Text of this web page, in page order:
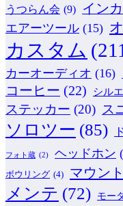
うつらん会 (9) イン
エアーツール (15)
カスタム
カーオーディオ (16)
コーヒー (22) シル
ステッカー (20) ス
ソロツー (85)
フォト蔵 (2) ヘッドホン
ボウリング (4) マウン
メンテ (72) モー